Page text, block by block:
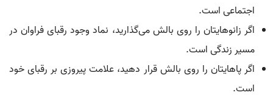
اجتماعی است.
اگر زانوهایتان را روی بالش می‌گذارید، نماد وجود رقبای فراوان در
مسیر زندگی است.
اگر پاهایتان را روی بالش قرار دهید، علامت پیروزی بر رقبای خود
است.